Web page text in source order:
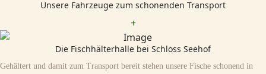
Unsere Fahrzeuge zum schonenden Transport
+
Die Fischhälterhalle bei Schloss Seehof
Gehältert und damit zum Transport bereit stehen unsere Fische schonend in